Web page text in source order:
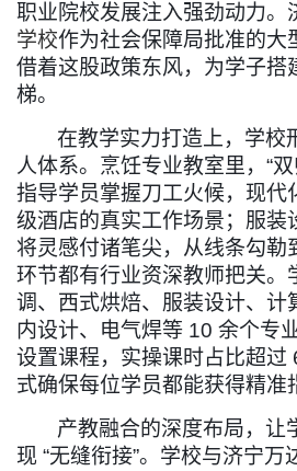
职业院校发展注入强劲动力。
学校作为社会保障局批准的大
借着这股政策东风，为学子搭
梯。
在教学实力打造上，学校
人体系。烹饪专业教室里， “
指导学员掌握刀工火候，现代
级酒店的真实工作场景；服装
将灵感付诸笔尖，从线条勾勒
环节都有行业资深教师把关。
调、西式烘焙、服装设计、计
内设计、 电气焊等 10 余个专
设置课程，实操课时占比超过
式确保每位学员都能获得精准
产教融合的深度布局，让
现 “无缝衔接”。学校与济宁万